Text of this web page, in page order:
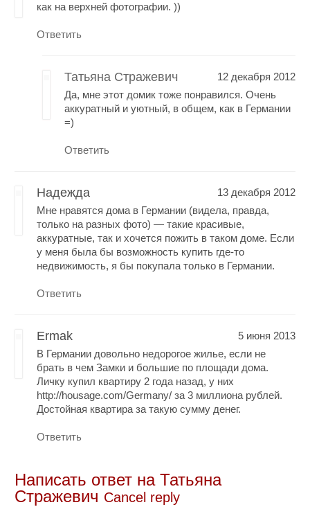
как на верхней фотографии. ))
Ответить
Татьяна Стражевич
12 декабря 2012
Да, мне этот домик тоже понравился. Очень
аккуратный и уютный, в общем, как в Германии
=)
Ответить
Надежда
13 декабря 2012
Мне нравятся дома в Германии (видела, правда,
только на разных фото) — такие красивые,
аккуратные, так и хочется пожить в таком доме. Если
у меня была бы возможность купить где-то
недвижимость, я бы покупала только в Германии.
Ответить
Ermak
5 июня 2013
В Германии довольно недорогое жилье, если не
брать в чем Замки и большие по площади дома.
Личку купил квартиру 2 года назад, у них
http://housage.com/Germany/ за 3 миллиона рублей.
Достойная квартира за такую сумму денег.
Ответить
Написать ответ наТатьяна
Стражевич Cancel reply